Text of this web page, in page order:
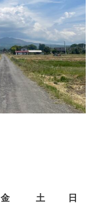
金 土 日